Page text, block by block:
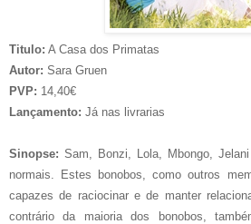
Titulo: A Casa dos Primatas
Autor: Sara Gruen
PVP: 14,40€
Lançamento: Já nas livrarias
Sinopse: Sam, Bonzi, Lola, Mbongo,
normais. Estes bonobos, como outros
capazes de raciocinar e de manter
contrário da maioria dos bonobos,